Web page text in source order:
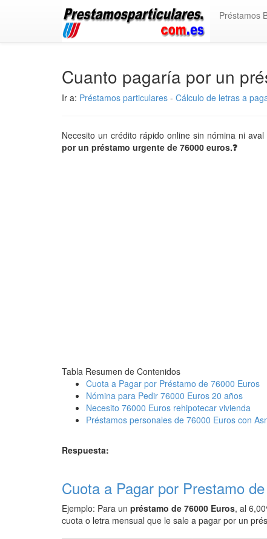
Préstamos
Cuanto pagaría por un
Ir a: Préstamos particulares - Cálculo de letras a
Necesito un crédito rápido online sin nómina ni
por un préstamo urgente de 76000 euros.❓
Tabla Resumen de Contenidos
Cuota a Pagar por Préstamo de 76000 Euros
Nómina para Pedir 76000 Euros 20 años
Necesito 76000 Euros rehipotecar vivienda
Préstamos personales de 76000 Euros con
Respuesta:
Cuota a Pagar por Prestamo
Ejemplo: Para un préstamo de 76000 Euros, al
cuota o letra mensual que le sale a pagar por un